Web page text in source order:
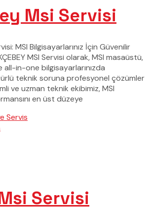
Msi Servisi
MSI Bilgisayarlarınız İçin Güvenilir
MSI Servisi olarak, MSI masaüstü,
in-one bilgisayarlarınızda
türlü teknik soruna profesyonel çözümler
ve uzman teknik ekibimiz, MSI
en üst düzeye
Servis
Servisi